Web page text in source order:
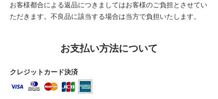
お客様都合による返品につきましてはお客様のご負担とさせてい
ただきます。不良品に該当する場合は当方で負担いたします。
お支払い方法について
クレジットカード決済